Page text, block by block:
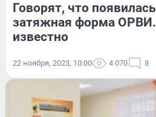
Говорят, что
затяжная форма ОРВИ.
известно
22 ноября, 2023, 10:00 4 070 8